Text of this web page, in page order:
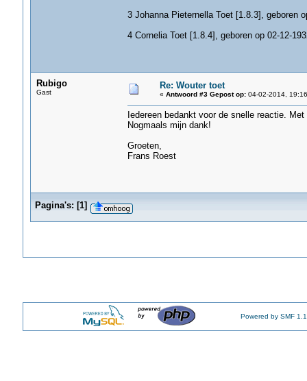
3 Johanna Pieternella Toet [1.8.3], geboren
4 Cornelia Toet [1.8.4], geboren op 02-12-
Rubigo
Gast
Re: Wouter toet
« Antwoord #3 Gepost op:04-02-2014,
Iedereen bedankt voor de snelle reactie.
Nogmaals mijn dank!
Groeten,
Frans Roest
Pagina's: [1]
Powered by SMF